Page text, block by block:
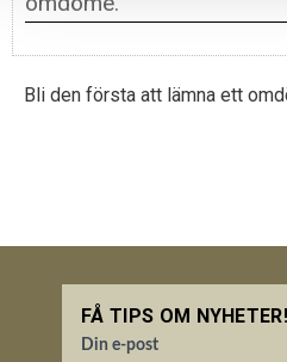
Bli den första att lämna ett
FÅ TIPS OM NYHETER!
Din e-post